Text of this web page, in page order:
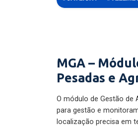
MGA –
Pesadas e
O módulo de Gestão de
para gestão e
localização precisa em